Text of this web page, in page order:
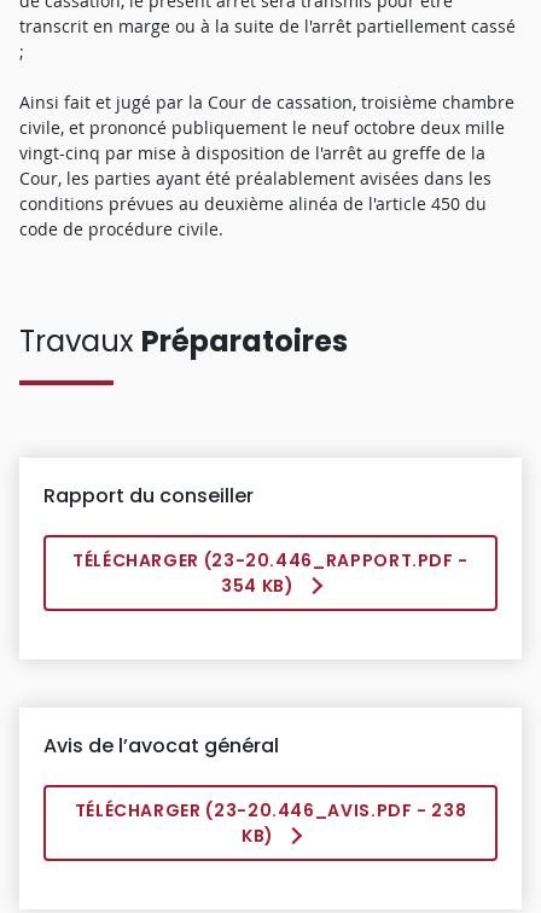
transcrit en marge ou à la suite de l'arrêt partiellement cassé
;
Ainsi fait et jugé par la Cour de cassation, troisième chambre
civile, et prononcé publiquement le neuf octobre deux mille
vingt-cinq par mise à disposition de l'arrêt au greffe de la
Cour, les parties ayant été préalablement avisées dans les
conditions prévues au deuxième alinéa de l'article 450 du
code de procédure civile.
Travaux Préparatoires
Rapport du conseiller
TÉLÉCHARGER (23-20.446_RAPPORT.PDF -
354 KB)
Avis de l’avocat général
TÉLÉCHARGER (23-20.446_AVIS.PDF - 238
KB)